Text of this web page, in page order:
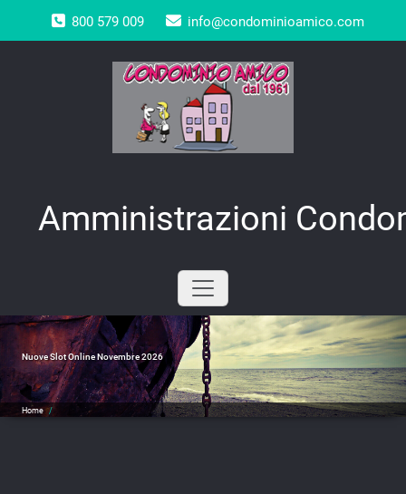
content
800 579 009 info@condominioamico.com
Amministrazioni
Nuove Slot Online Novembre 2026
Home /